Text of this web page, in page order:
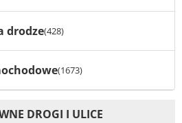
drodze(428)
(1673)
DROGI I ULICE